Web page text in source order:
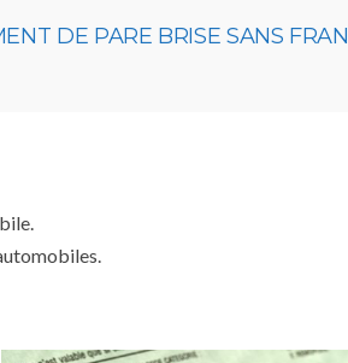
DE PARE BRISE SANS